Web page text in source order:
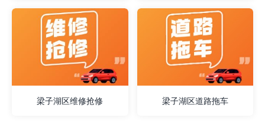
梁子湖区维修抢修 梁子湖区道路拖车